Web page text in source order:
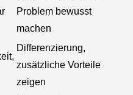
Problem bewusst
machen
Differenzierung,
zusätzliche Vorteile
zeigen